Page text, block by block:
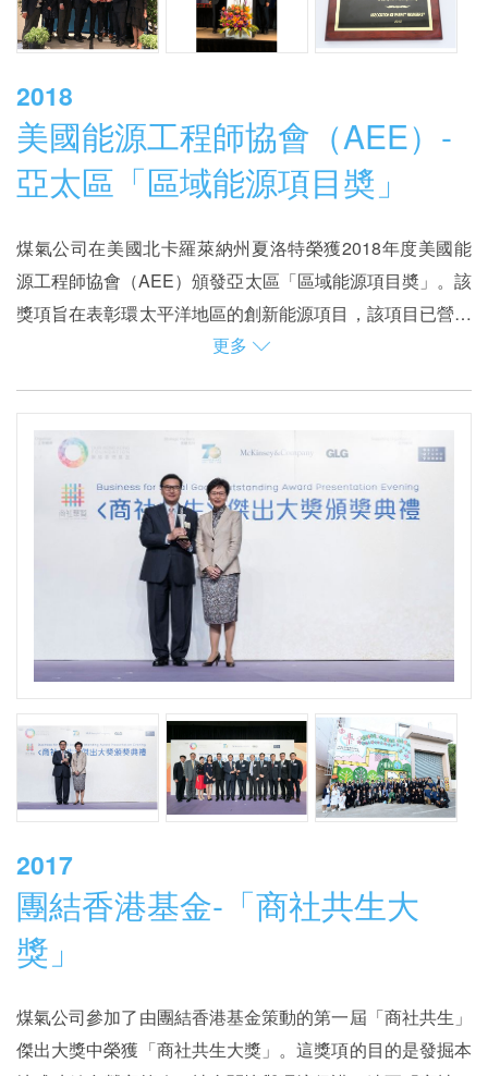
2018
美國能源工程師協會（AEE）-
亞太區「區域能源項目奬」
煤氣公司在美國北卡羅萊納州夏洛特榮獲2018年度美國能
源工程師協會（AEE）頒發亞太區「區域能源項目奬」。該
獎項旨在表彰環太平洋地區的創新能源項目，該項目已營運
至少6個月，並證實符合實際安裝成本和營運成本效益。
年前在雅麗氏何妙齡那打素醫院(那打素醫院)成功建立了由
沼氣推動的熱電聯供發電系統。
熱電聯供發電系統不僅幫助那打素醫院節約能源成本，而且
在過去幾年也得到了不同專業學會的認可。煤氣公司將繼續
探索新機遇，為公司帶來利潤，同時提升其經營所在社區的
更多
2017
團結香港基金-「商社共生大
獎」
煤氣公司參加了由團結香港基金策動的第一屆「商社共生」
傑出大獎中榮獲「商社共生大獎」。這獎項的目的是發掘本